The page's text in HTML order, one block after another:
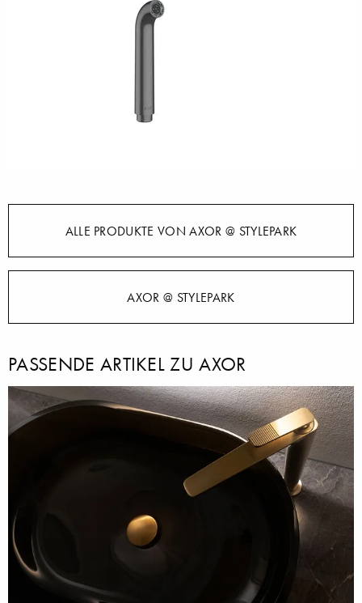
ALLE PRODUKTE VON AXOR @ STYLEPARK
AXOR @ STYLEPARK
PASSENDE ARTIKEL ZU AXOR